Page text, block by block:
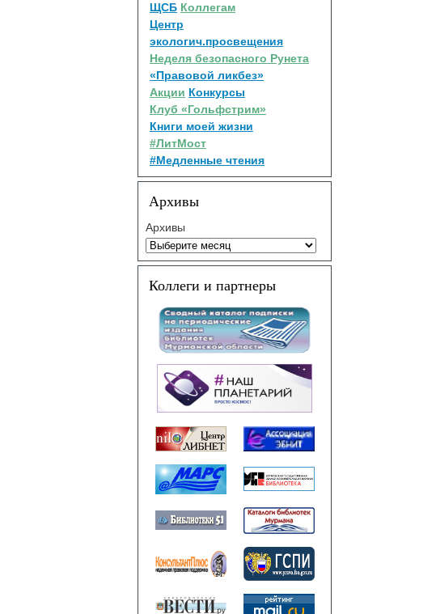
ЩСБ Коллегам
Центр
экологич.просвещения
Неделя безопасного Рунета
«Правовой ликбез»
Акции Конкурсы
Клуб «Гольфстрим»
Книги моей жизни
#ЛитМост
#Медленные чтения
Архивы
Архивы
Коллеги и партнеры